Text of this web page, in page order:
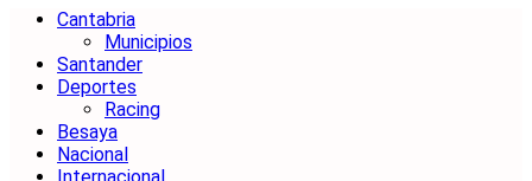
Cantabria
Municipios
Santander
Deportes
Racing
Besaya
Nacional